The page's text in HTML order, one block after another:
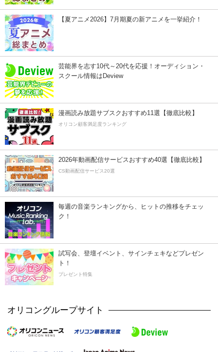
【夏アニメ2026】7月期夏の新アニメを一挙紹介！
芸能界を志す10代～20代を応援！オーディション・
スクール情報はDeview
漫画読み放題サブスクおすすめ11選【徹底比較】
オリコン顧客満足度ランキング
2026年動画配信サービスおすすめ40選【徹底比較】
CS動画配信サービス20選
毎週の音楽ランキングから、ヒットの推移をチェッ
ク！
試写会、登壇イベント、サインチェキなどプレゼン
ト！
プレゼント特集
オリコングループサイト